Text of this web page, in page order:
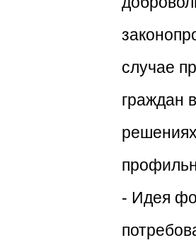
случае
граждан
- Идея